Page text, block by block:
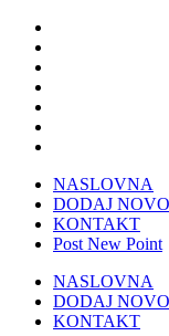
NASLOVNA
DODAJ
KONTAKT
Post New Point
NASLOVNA
DODAJ
KONTAKT